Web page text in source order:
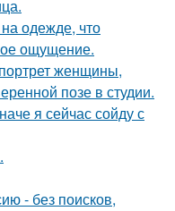
одежде, что
ощущение.
женщины,
позе в студии.
я сейчас сойду с
- без поисков,